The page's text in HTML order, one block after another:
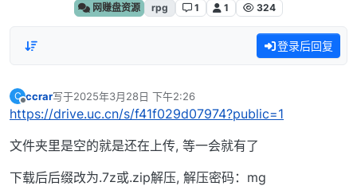
网赚盘资源 rpg 1 1 324
登录后回复
C
离线
ccrar写于2025年3月28日 下午2:26
最后由 编辑
https://drive.uc.cn/s/f41f029d07974?public=1
文件夹里是空的就是还在上传, 等一会就有了
下载后后缀改为.7z或.zip解压, 解压密码：mg